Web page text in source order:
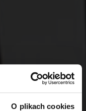
O plikach cookies